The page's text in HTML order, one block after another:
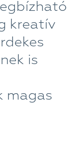
kreatív
is
magas